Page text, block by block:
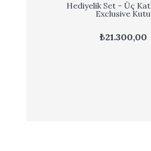
Hediyelik Set - Üç Katlı Ahşap
Exclusive Kutu
₺21.300,00